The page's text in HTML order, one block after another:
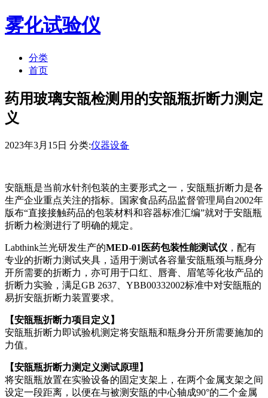
雾化试验仪
分类
首页
药用玻璃安瓿检测用的安瓿瓶折断力测定
义
2023年3月15日 分类:仪器设备
安瓿瓶是当前水针剂包装的主要形式之一，安瓿瓶折断力是各
生产企业重点关注的指标。国家食品药品监督管理局自2002年
版布“直接接触药品的包装材料和容器标准汇编”就对于安瓿瓶
折断力检测进行了明确的规定。
Labthink兰光研发生产的MED-01医药包装性能测试仪 ，配有
专业的折断力测试夹具，适用于测试各容量安瓿瓶颈与瓶身分
开所需要的折断力，亦可用于口红、唇膏、眉笔等化妆产品的
折断力实验，满足GB 2637、YBB00332002标准中对安瓿瓶的
易折安瓿折断力装置要求。
【安瓿瓶折断力项目定义】
安瓿瓶折断力即试验机测定将安瓿瓶和瓶身分开所需要施加的
力值。
【安瓿瓶折断力测定义测试原理】
将安瓿瓶放置在实验设备的固定支架上，在两个金属支架之间
设定一段距离，以便在与被测安瓿的中心轴成90°的二个金属